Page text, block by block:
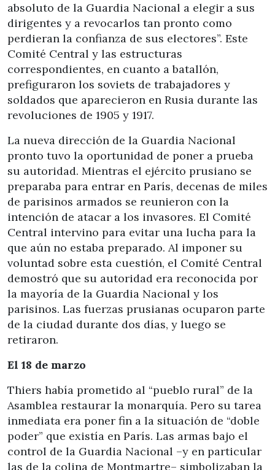
absoluto de la Guardia Nacional a elegir a sus
dirigentes y a revocarlos tan pronto como
perdieran la confianza de sus electores”. Este
Comité Central y las estructuras
correspondientes, en cuanto a batallón,
prefiguraron los soviets de trabajadores y
soldados que aparecieron en Rusia durante las
revoluciones de 1905 y 1917.
La nueva dirección de la Guardia Nacional
pronto tuvo la oportunidad de poner a prueba
su autoridad. Mientras el ejército prusiano se
preparaba para entrar en París, decenas de miles
de parisinos armados se reunieron con la
intención de atacar a los invasores. El Comité
Central intervino para evitar una lucha para la
que aún no estaba preparado. Al imponer su
voluntad sobre esta cuestión, el Comité Central
demostró que su autoridad era reconocida por
la mayoría de la Guardia Nacional y los
parisinos. Las fuerzas prusianas ocuparon parte
de la ciudad durante dos días, y luego se
retiraron.
El 18 de marzo
Thiers había prometido al “pueblo rural” de la
Asamblea restaurar la monarquía. Pero su tarea
inmediata era poner fin a la situación de “doble
poder” que existía en París. Las armas bajo el
control de la Guardia Nacional –y en particular
las de la colina de Montmartre– simbolizaban la